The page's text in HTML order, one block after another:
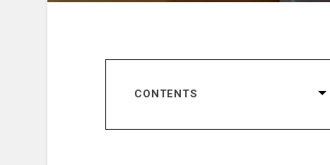
CONTENTS
콘셉트